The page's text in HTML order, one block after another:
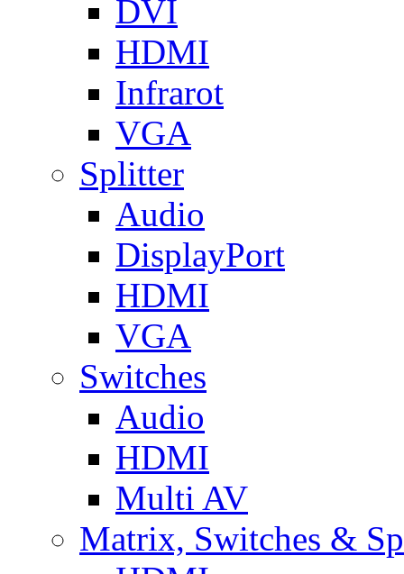
DVI
HDMI
Infrarot
VGA
Splitter
Audio
DisplayPort
HDMI
VGA
Switches
Audio
HDMI
Multi AV
Matrix, Switches &